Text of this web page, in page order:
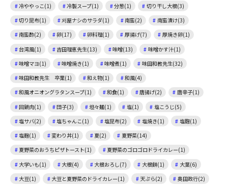
冷ややっこ(1)
冷製スープ(1) 分葱(1)
切り干し大根(3)
切り昆布(1)
刈屋ナシのサラダ(1) 南蛮(2)
南蛮漬け(3)
南蛮酢(2)
卵(17) 卵料理(1) 厚揚げ(7)
厚焼き卵(1)
台湾風(1)
吉田理恵先生(13) 味噌(13)
味噌かす汁(1)
味噌マヨ(1)
味噌焼き(1) 味噌煮(1)
味田和教先生(32)
味田和教先生 卒業(1)
和え物(1)
和風(4)
和風オニオングラタンスープ(1)
和食(1) 唐揚げ(2)
唐辛子(1)
回鍋肉(1)
団子(3) 坦々麺(1) 塩(1)
塩こうじ(5)
塩サバ(2)
塩ちゃんこ(1) 塩昆布(2) 塩焼き(1)
塩麴(1)
塩麹(1)
変わり丼(1) 夏(2)
夏野菜(14)
夏野菜のおうちピザトースト(1)
夏野菜のゴロゴロドライカレー(1)
大学いも(1)
大根(4) 大根おろし(7) 大根餅(1)
大葉(6)
大豆(1)
大豆と夏野菜のドライカレー(1) 天ぷら(2)
奥田政行(2)